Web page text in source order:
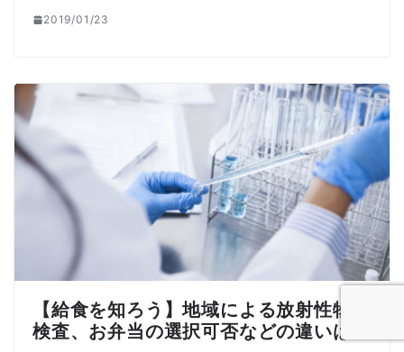
2019/01/23
【給食を知ろう】地域による放射性物質
検査、お弁当の選択可否などの違いは？